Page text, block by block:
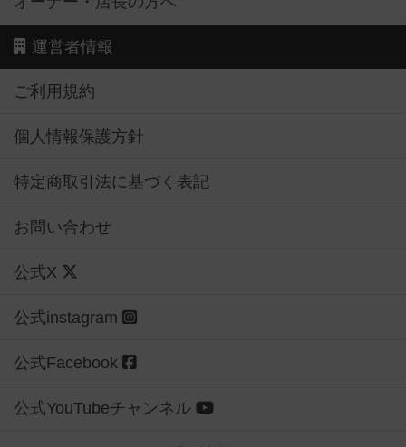
運営者情報
ご利用規約
個人情報保護方針
特定商取引法に基づく表記
お問い合わせ
公式X
公式instagram
公式Facebook
公式YouTubeチャンネル